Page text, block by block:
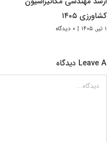
کشاورزی ۱۴۰۵
۱ تیر, ۱۴۰۵ | ۰ دیدگاه
Leave A دیدگاه
دیدگاه